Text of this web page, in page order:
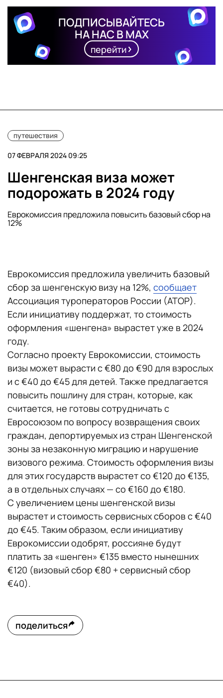
ПОДПИСЫВАЙТЕСЬ
НА НАС В MAX
перейти
путешествия
07 ФЕВРАЛЯ 2024 09:25
Шенгенская виза может
подорожать в 2024 году
Еврокомиссия предложила повысить базовый сбор на
12%
Еврокомиссия предложила увеличить базовый
сбор за шенгенскую визу на 12%, сообщает
Ассоциация туроператоров России (АТОР).
Если инициативу поддержат, то стоимость
оформления «шенгена» вырастет уже в 2024
году.
Согласно проекту Еврокомиссии, стоимость
визы может вырасти с €80 до €90 для взрослых
и с €40 до €45 для детей. Также предлагается
повысить пошлину для стран, которые, как
считается, не готовы сотрудничать с
Евросоюзом по вопросу возвращения своих
граждан, депортируемых из стран Шенгенской
зоны за незаконную миграцию и нарушение
визового режима. Стоимость оформления визы
для этих государств вырастет со €120 до €135,
а в отдельных случаях — со €160 до €180.
С увеличением цены шенгенской визы
вырастет и стоимость сервисных сборов с €40
до €45. Таким образом, если инициативу
Еврокомиссии одобрят, россияне будут
платить за «шенген» €135 вместо нынешних
€120 (визовый сбор €80 + сервисный сбор
€40).
поделиться